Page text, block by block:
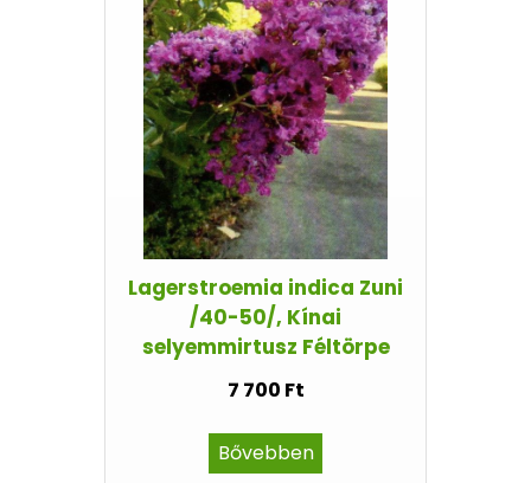
Lagerstroemia indica Zuni
/40-50/, Kínai
selyemmirtusz Féltörpe
7 700 Ft
Bővebben